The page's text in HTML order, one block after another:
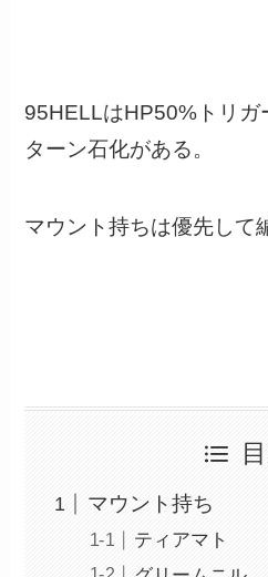
95HELLはHP50%トリガ
ターン石化がある。
マウント持ちは優先して
マウント持ち
ティアマト